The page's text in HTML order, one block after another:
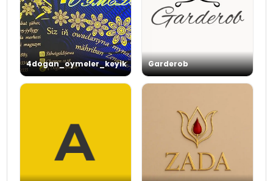
4dogan_oymeler_keyik Garderob